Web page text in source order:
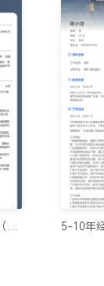
模板网站，帮
试试这6个在线
与在线简历工具
能制作到优化，